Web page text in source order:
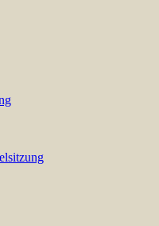
äussere